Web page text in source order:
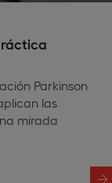
Parkinson
las
mirada